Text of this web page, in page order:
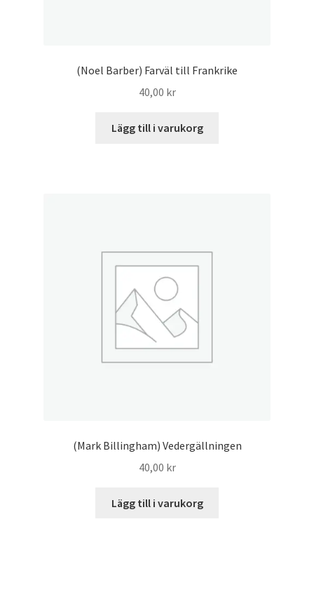
(Noel Barber) Farväl till Frankrike
40,00 kr
Lägg till i varukorg
(Mark Billingham) Vedergällningen
40,00 kr
Lägg till i varukorg